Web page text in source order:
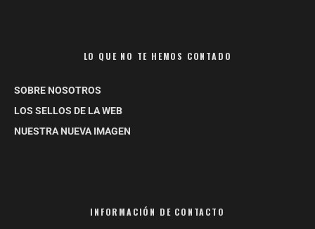
LO QUE NO TE HEMOS CONTADO
SOBRE NOSOTROS
LOS SELLOS DE LA WEB
NUESTRA NUEVA IMAGEN
INFORMACIÓN DE CONTACTO